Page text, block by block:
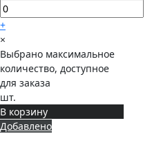
+
×
Выбрано максимальное
количество, доступное
для заказа
шт.
В корзину
Добавлено